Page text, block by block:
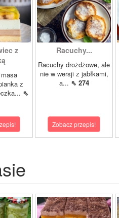
z
z
⇖
Racuchy...
Racuchy drożdżowe, ale
nie w wersji z jabłkami,
a... ⇖ 274
Zobacz przepis!